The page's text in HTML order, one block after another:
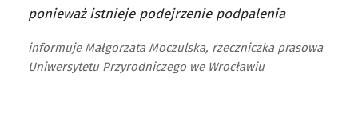
ponieważ istnieje podejrzenie podpalenia
informuje Małgorzata Moczulska, rzeczniczka prasowa
Uniwersytetu Przyrodniczego we Wrocławiu